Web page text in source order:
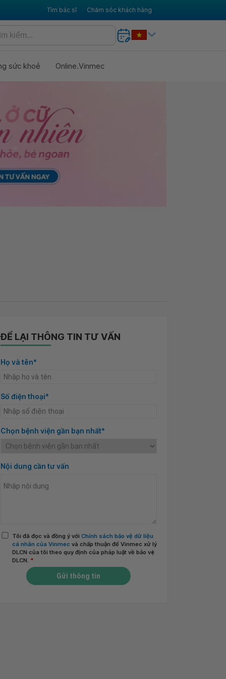
Tìm bác sĩ Chăm sóc khách hàng
sức khoẻ Online.Vinmec
ĐỂ LẠI THÔNG TIN TƯ VẤN
Họ và tên*
Số điện thoại*
Chọn bệnh viện gần bạn nhất*
Nội dung cần tư vấn
Tôi đã đọc và đồng ý với Chính sách bảo vệ dữ liệu
cá nhân của Vinmec và chấp thuận để Vinmec xử lý
DLCN của tôi theo quy định của pháp luật về bảo vệ
DLCN. *
Gửi thông tin